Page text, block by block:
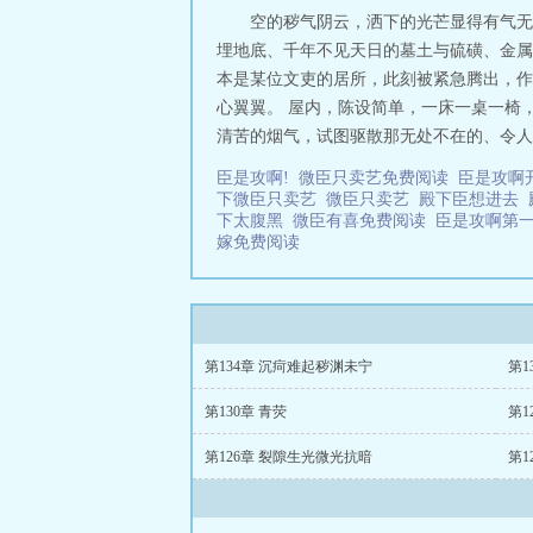
空的秽气阴云，洒下的光芒显得有气
埋地底、千年不见天日的墓土与硫磺、金
本是某位文吏的居所，此刻被紧急腾出，
心翼翼。 屋内，陈设简单，一床一桌一椅
清苦的烟气，试图驱散那无处不在的、令
臣是攻啊! 微臣只卖艺免费阅读
臣是攻
下微臣只卖艺 微臣只卖艺 殿下臣想进去
下太腹黑 微臣有喜免费阅读
臣是攻啊第
嫁免费阅读
第134章 沉疴难起秽渊未宁 第
第130章 青荧 第
第126章 裂隙生光微光抗暗 第